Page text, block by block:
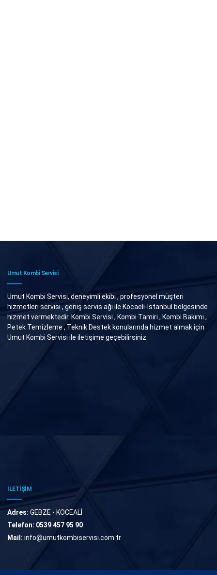
Umut Kombi Servisi
Umut Kombi Servisi, deneyimli ekibi , profesyonel müşteri
hizmetleri servisi , geniş servis ağı ile Kocaeli-İstanbul bölgesinde
hizmet vermektedir. Kombi Servisi , Kombi Tamiri , Kombi Bakımı ,
Petek Temizleme , Teknik Destek konularında hizmet almak için
Umut Kombi Servisi ile iletişime geçebilirsiniz.
İLETİŞİM
Adres: GEBZE - KOCEALİ
Telefon: 0539 457 95 90
Mail: info@umutkombiservisi.com.tr